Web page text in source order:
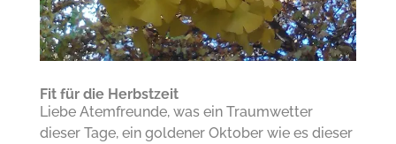
Fit für die Herbstzeit
Liebe Atemfreunde, was ein Traumwetter
dieser Tage, ein goldener Oktober wie es dieser